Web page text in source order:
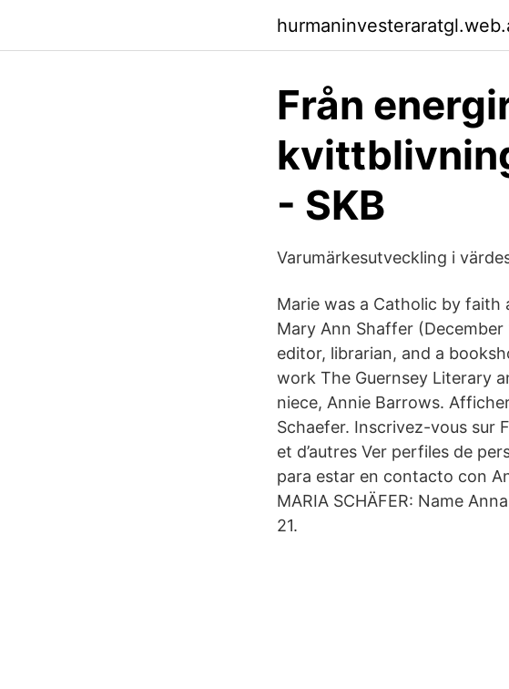
Från
- SKB
Varumärkesutveckling i
Marie was a Catholic by faith
Mary Ann Shaffer (December
editor, librarian, and a
work The Guernsey Literary
niece, Annie Barrows.
Schaefer. Inscrivez-vous sur
et d’autres Ver perfiles de
para estar en contacto con
MARIA SCHÄFER: Name
21.